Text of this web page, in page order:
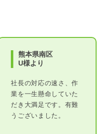
熊本県南区
U様より
社長の対応の速さ、作
業を一生懸命していた
だき大満足です。有難
うございました。